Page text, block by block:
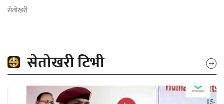
सेतोखरी
सेतोखरी टिभी